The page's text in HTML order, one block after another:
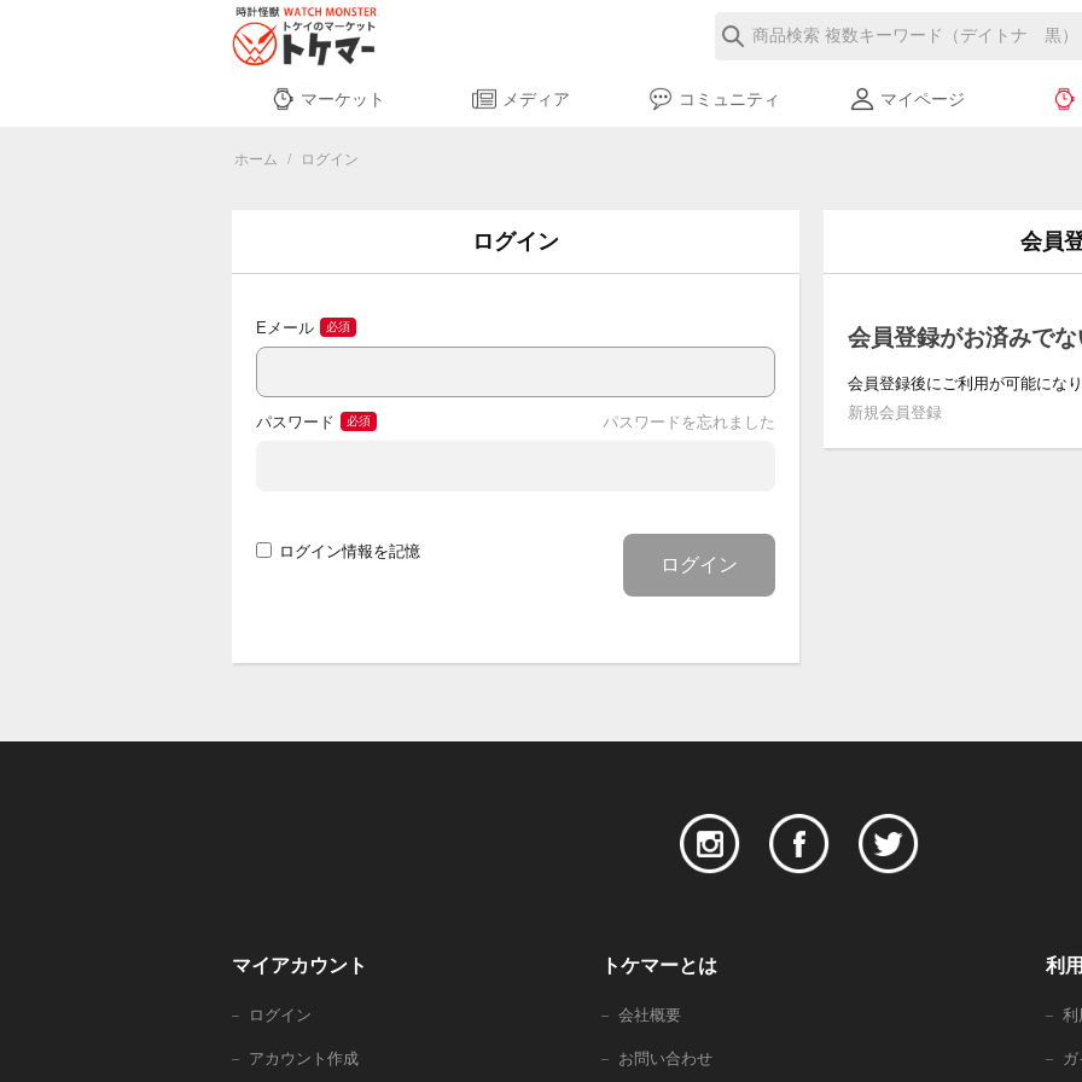
マーケット メディア コミュニティ マイページ
ホーム / ログイン
ログイン
Eメール
パスワード パスワードを忘れました
ログイン
ログイン情報を記憶
会員
会員登録がお済みで
会員登録後にご利用が可能になり
新規会員登録
マイアカウント
ログイン
アカウント作成
トケマーとは
会社概要
お問い合わせ
利
利